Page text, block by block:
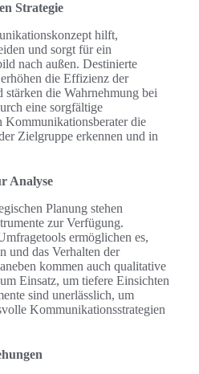
Strategie
hilft,
und sorgt für ein
nach außen. Destinierte
die Effizienz der
die Wahrnehmung bei
eine sorgfältige
Kommunikationsberater die
Zielgruppe erkennen und in
Analyse
Planung stehen
zur Verfügung.
ermöglichen es,
und das Verhalten der
kommen auch qualitative
Einsatz, um tiefere Einsichten
sind unerlässlich, um
Kommunikationsstrategien